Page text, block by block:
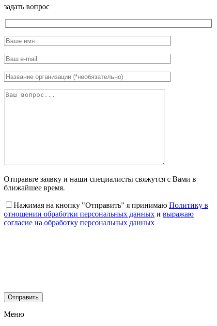
задать вопрос
Отправьте заявку и наши специалисты свяжутся с Вами в
ближайшее время.
Нажимая на кнопку "Отправить" я принимаю Политику в
отношении обработки персональных данных и выражаю
согласие на обработку персональных данных
Меню